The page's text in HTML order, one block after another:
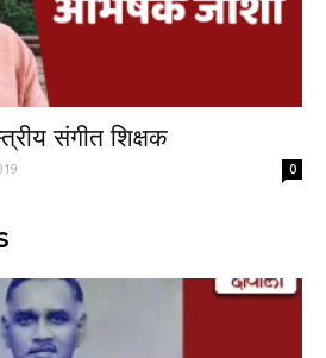
संगीत शिक्षक
0